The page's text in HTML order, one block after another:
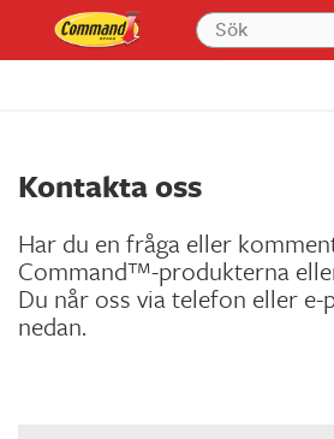
Kontakta oss
Har du en fråga eller
Command™-produkterna
Du når oss via telefon eller
nedan.